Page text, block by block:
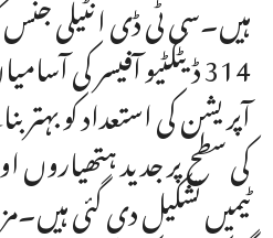
ہیں۔سی ٹی ڈی انٹیلی جنس
314 ڈیٹکٹیو آفیسر کی
آپریشن کی استعداد کو بہتر
کی سطح پر جدید